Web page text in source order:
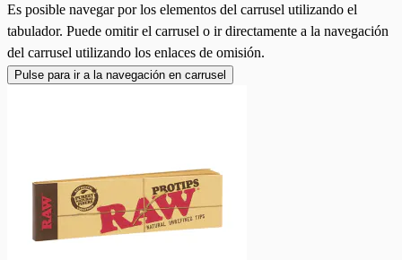
Es posible navegar por los elementos del carrusel utilizando el
tabulador. Puede omitir el carrusel o ir directamente a la navegación
del carrusel utilizando los enlaces de omisión.
Pulse para ir a la navegación en carrusel